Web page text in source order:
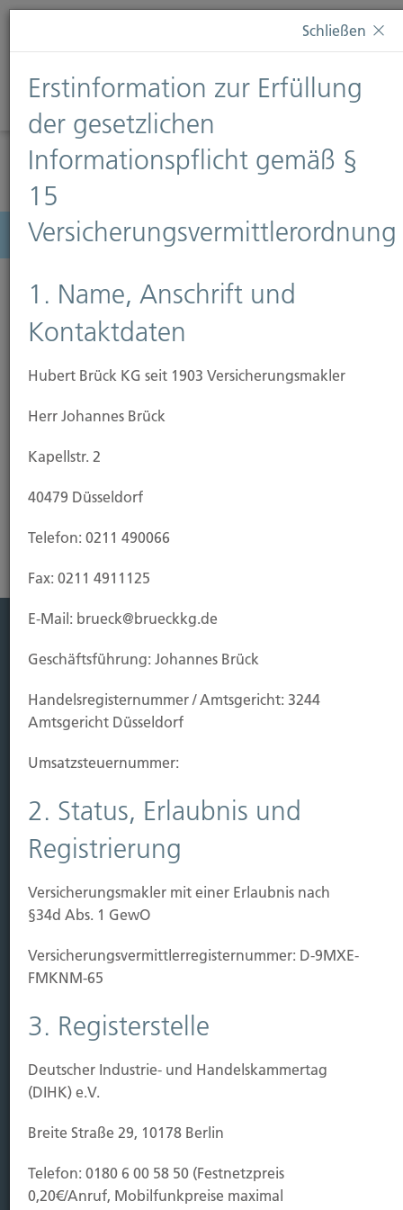
Diese Webseite verwendet Cookies. Wenn Sie weiterhin
Informationen finden Sie auf unserer SeiteDatenschutz
Diese Nachricht nicht erneut anzeigen
Menü
Riester-Rente
Leistung
Vorsorgen
Sichern
Kauf Grundstück
Baufertigstellung/Hauskauf
Schaden
Kontakt
Hubert Brück KG
Telefon:0211-490066 |Fax: 0211-4911125 |
brueck@brueckkg.de
Kontaktformular
© Hubert Brück KG
Schließen
Erstinformation zur Erfüllung
der gesetzlichen
Informationspflicht gemäß §
15
Versicherungsvermittlerordnung
1. Name, Anschrift und
Kontaktdaten
Hubert Brück KG seit 1903 Versicherungsmakler
Herr Johannes Brück
Kapellstr. 2
40479 Düsseldorf
Telefon: 0211 490066
Fax: 0211 4911125
E-Mail: brueck@brueckkg.de
Geschäftsführung: Johannes Brück
Handels­registernummer / Amtsgericht: 3244
Amtsgericht Düsseldorf
Umsatzsteuer­nummer:
2. Status, Erlaubnis und
Registrierung
Versicherungsmakler mit einer Erlaubnis nach
§34d Abs. 1 GewO
Versicherungs­vermittler­registernummer: D-9MXE-
FMKNM-65
3. Registerstelle
Deutscher Industrie- und Handelskammertag
(DIHK) e.V.
Breite Straße 29, 10178 Berlin
Telefon: 0180 6 00 58 50 (Festnetzpreis
0,20€/Anruf, Mobilfunkpreise maximal